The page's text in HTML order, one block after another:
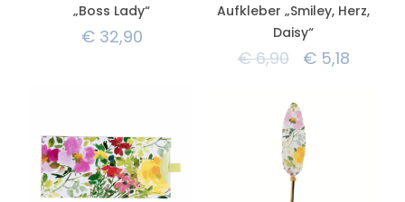
„Boss Lady“
€32,90
Aufkleber „Smiley, Herz,
Daisy“
€6,90 €5,18